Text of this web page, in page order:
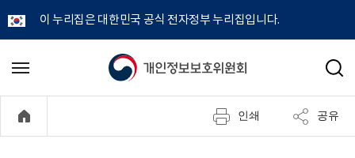
이 누리집은 대한민국 공식 전자정부 누리집입니다.
개
정
메
기
검
인쇄 공유